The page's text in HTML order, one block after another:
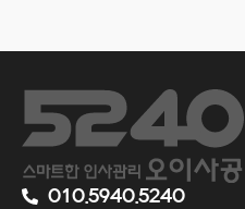
010.5940.5240